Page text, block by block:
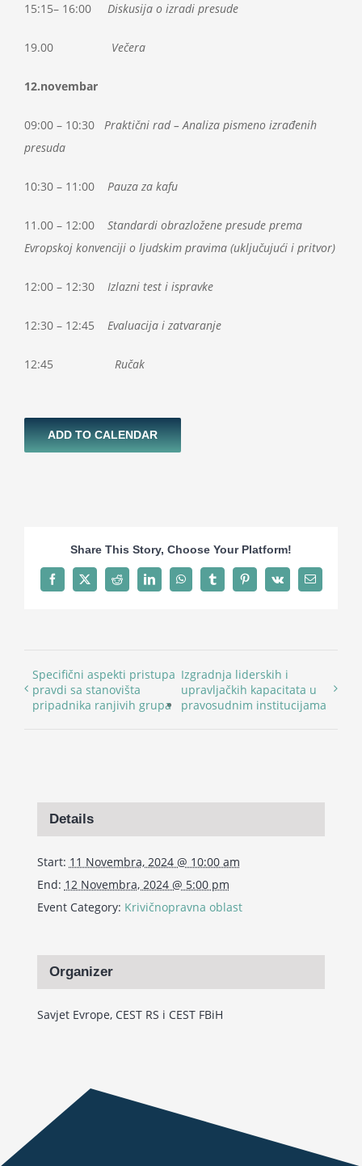
15:15– 16:00 Diskusija o izradi presude
19.00 Večera
12.novembar
09:00 – 10:30 Praktični rad – Analiza pismeno izrađenih
presuda
10:30 – 11:00 Pauza za kafu
11.00 – 12:00 Standardi obrazložene presude prema
Evropskoj konvenciji o ljudskim pravima (uključujući i pritvor)
12:00 – 12:30 Izlazni test i ispravke
12:30 – 12:45 Evaluacija i zatvaranje
12:45 Ručak
ADD TO CALENDAR
Share This Story, Choose Your Platform!
Facebook
X Reddit LinkedInWhatsAppTumblrPinterest
Vk Email
Specifični aspekti pristupa
pravdi sa stanovišta
pripadnika ranjivih grupa
Izgradnja liderskih i
upravljačkih kapacitata u
pravosudnim institucijama
Details
Start: 11 Novembra, 2024 @ 10:00 am
End: 12 Novembra, 2024 @ 5:00 pm
Event Category: Krivičnopravna oblast
Organizer
Savjet Evrope, CEST RS i CEST FBiH